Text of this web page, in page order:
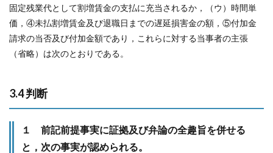
固定残業代として割増賃金の支払に充当されるか，（ウ）時間単
価，④未払割増賃金及び退職日までの遅延損害金の額，⑤付加金
請求の当否及び付加金額であり，これらに対する当事者の主張
（省略）は次のとおりである。
3.4 判断
１ 前記前提事実に証拠及び弁論の全趣旨を併せる
と，次の事実が認められる。